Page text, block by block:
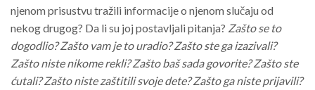
njenom prisustvu tražili informacije o njenom slučaju od
nekog drugog? Da li su joj postavljali pitanja? Zašto se to
dogodlio? Zašto vam je to uradio? Zašto ste ga izazivali?
Zašto niste nikome rekli? Zašto baš sada govorite? Zašto ste
ćutali? Zašto niste zaštitili svoje dete? Zašto ga niste prijavili?